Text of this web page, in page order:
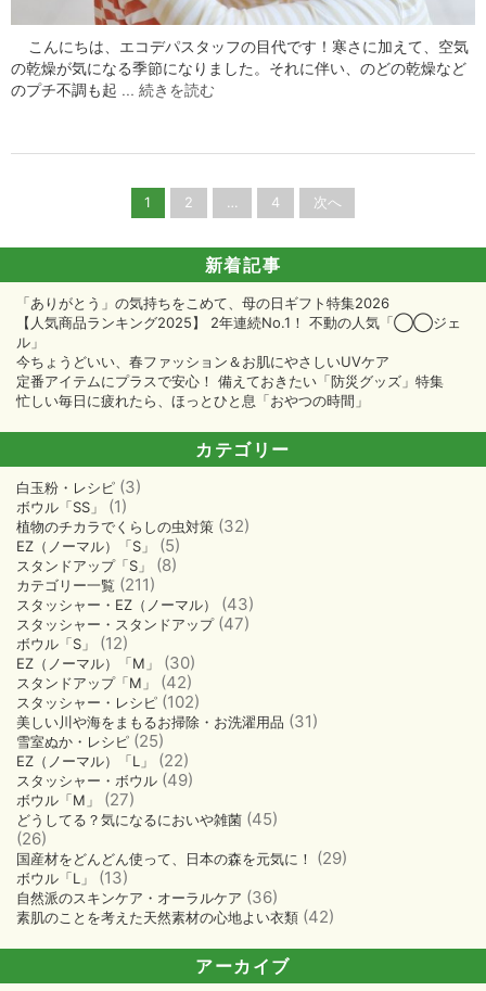
こんにちは、エコデパスタッフの目代です！寒さに加えて、空気
の乾燥が気になる季節になりました。それに伴い、のどの乾燥など
のプチ不調も起 … 続きを読む
ゲ
ー
シ
ョ
ン
1 2 … 4 次へ
新着記事
「ありがとう」の気持ちをこめて、母の日ギフト特集2026
【人気商品ランキング2025】 2年連続No.1！ 不動の人気「◯◯ジェ
ル」
今ちょうどいい、春ファッション＆お肌にやさしいUVケア
定番アイテムにプラスで安心！ 備えておきたい「防災グッズ」特集
忙しい毎日に疲れたら、ほっとひと息「おやつの時間」
カテゴリー
白玉粉・レシピ (3)
ボウル「SS」 (1)
植物のチカラでくらしの虫対策 (32)
EZ（ノーマル）「S」 (5)
スタンドアップ「S」 (8)
カテゴリー一覧 (211)
スタッシャー・EZ（ノーマル） (43)
スタッシャー・スタンドアップ(47)
ボウル「S」 (12)
EZ（ノーマル）「M」 (30)
スタンドアップ「M」 (42)
スタッシャー・レシピ (102)
美しい川や海をまもるお掃除・お洗濯用品 (31)
雪室ぬか・レシピ (25)
EZ（ノーマル）「L」 (22)
スタッシャー・ボウル (49)
ボウル「M」 (27)
どうしてる？気になるにおいや雑菌 (45)
(26)
国産材をどんどん使って、日本の森を元気に！ (29)
ボウル「L」 (13)
自然派のスキンケア・オーラルケア (36)
素肌のことを考えた天然素材の心地よい衣類 (42)
アーカイブ